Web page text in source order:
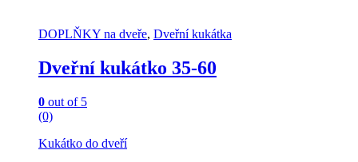
options
be
chosen
on
the
product
page
DOPLŇKY na dveře, Dveřní kukátka
Dveřní kukátko 35-60
0 out of 5
(0)
Kukátko do dveří